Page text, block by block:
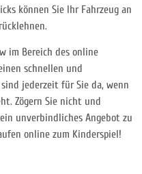
können Sie Ihr Fahrzeug an
im Bereich des online
schnellen und
jederzeit für Sie da, wenn
Zögern Sie nicht und
unverbindliches Angebot zu
online zum Kinderspiel!